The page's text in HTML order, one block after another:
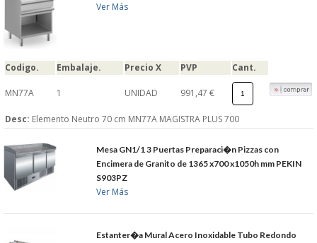
Ver Más
Codigo. Embalaje. Precio X PVP Cant.
MN77A 1 UNIDAD 991,47 €
Desc: Elemento Neutro 70 cm MN77A MAGISTRA PLUS 700
Mesa GN1/1 3 Puertas Preparaci�n Pizzas con
Encimera de Granito de 1365 x700 x1050h mm PEKIN
S903PZ
Ver Más
Estanter�a Mural Acero Inoxidable Tubo Redondo